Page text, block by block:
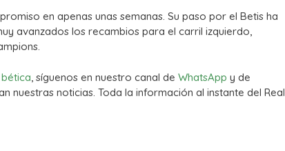
en apenas unas semanas. Su paso por el Betis ha
avanzados los recambios para el carril izquierdo,
, síguenos en nuestro canal de WhatsApp y de
nuestras noticias. Toda la información al instante del Real